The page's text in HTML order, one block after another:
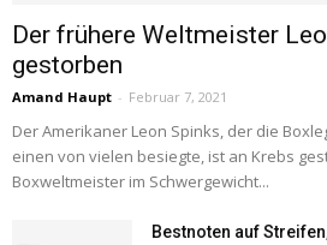
Der frühere Weltmeister
gestorben
Amand Haupt - Februar 7, 2021
Der Amerikaner Leon Spinks, der die
einen von vielen besiegte, ist an Krebs
Boxweltmeister im Schwergewicht...
Bestnoten auf